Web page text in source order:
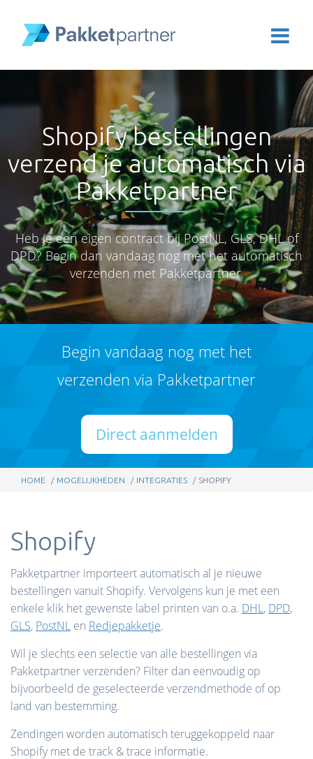
Shopify bestellingen
verzend je automatisch via
Pakketpartner
Heb je een eigen contract bij PostNL, GLS, DHL of
DPD? Begin dan vandaag nog met het automatisch
verzenden met Pakketpartner.
Begin vandaag nog met het
verzenden via Pakketpartner
Direct aanmelden
SHOPIFY
INTEGRATIES
MOGELIJKHEDEN
HOME
Shopify
Pakketpartner importeert automatisch al je nieuwe
bestellingen vanuit Shopify. Vervolgens kun je met een
enkele klik het gewenste label printen van o.a. DHL, DPD,
GLS, PostNL en Redjepakketje.
Wil je slechts een selectie van alle bestellingen via
Pakketpartner verzenden? Filter dan eenvoudig op
bijvoorbeeld de geselecteerde verzendmethode of op
land van bestemming.
Zendingen worden automatisch teruggekoppeld naar
Shopify met de track & trace informatie.